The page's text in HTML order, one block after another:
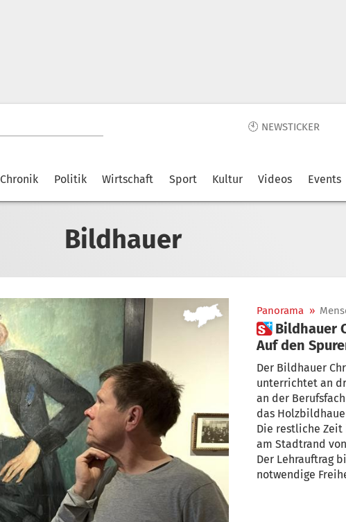
🕙 NEWSTICKER
Chronik Politik Wirtschaft Sport Kultur Videos Events
Bildhauer
Panorama »
 Bildhauer Christian Piffrader:
Auf den
Meister
Der Bildhauer
unterrichtet an
an der
das
Die restliche
am Stadtrand
Der Lehrauftrag
notwendige